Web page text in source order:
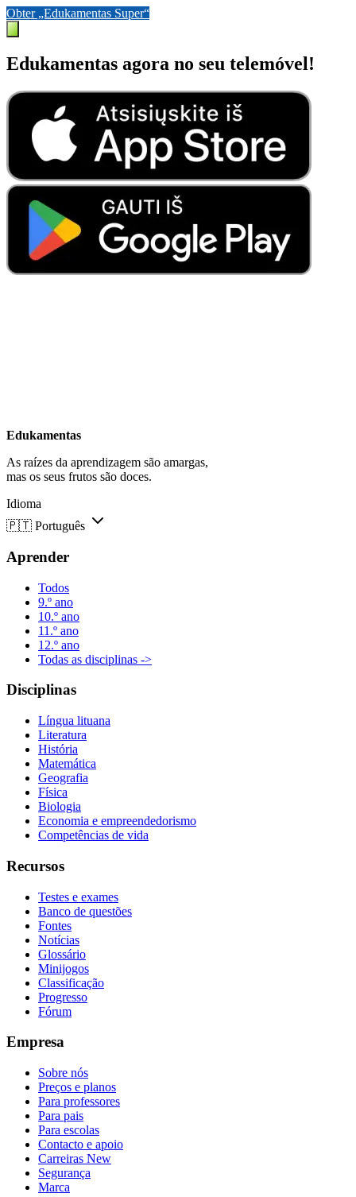
Obter „Edukamentas Super“
Edukamentas agora no seu telemóvel!
Edukamentas
As raízes da aprendizagem são amargas,
mas os seus frutos são doces.
Idioma
🇵🇹 Português
Aprender
Todos
9.º ano
10.º ano
11.º ano
12.º ano
Todas as disciplinas ->
Disciplinas
Língua lituana
Literatura
História
Matemática
Geografia
Física
Biologia
Economia e empreendedorismo
Competências de vida
Recursos
Testes e exames
Banco de questões
Fontes
Notícias
Glossário
Minijogos
Classificação
Progresso
Fórum
Empresa
Sobre nós
Preços e planos
Para professores
Para pais
Para escolas
Contacto e apoio
Carreiras New
Segurança
Marca